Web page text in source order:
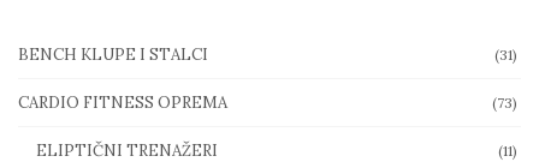
BENCH KLUPE I STALCI (31)
CARDIO FITNESS OPREMA (73)
ELIPTIČNI TRENAŽERI (11)